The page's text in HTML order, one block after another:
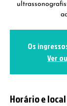
Os
Ver
Horário e local